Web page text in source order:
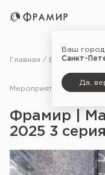
Ваш город:
Санкт-
Да,
Главная Блог
Мероприятия
Фрамир |
2025 3 серия